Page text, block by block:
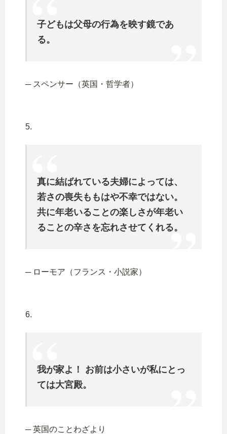
子どもは父母の行為を映す鏡であ
る。
─ スペンサー（英国・哲学者）
5.
真に結ばれている夫婦によっては、
若さの喪失ももはや不幸ではない。
共に年老いることの楽しさが年老い
ることの辛さを忘れさせてくれる。
─ ローモア（フランス・小説家）
6.
我が家よ！ お前は小さいが私にとっ
ては大宮殿。
─ 英国のことわざより